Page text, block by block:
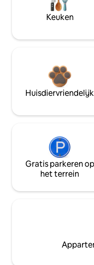
Keuken
Huisdiervriendelijk
Gratis parkeren op
het terrein